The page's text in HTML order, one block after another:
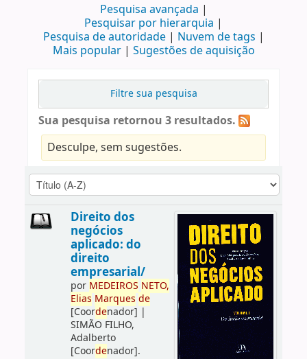
Pesquisa avançada
Pesquisar por hierarquia
Pesquisa de autoridade
Nuvem de tags
Mais popular
Sugestões de aquisição
Filtre sua pesquisa
Sua pesquisa retornou 3 resultados.
Desculpe, sem sugestões.
Direito dos
negócios
aplicado: do
direito
empresarial/
por MEDEIROS NETO,
Elias Marques de
[Coordenador] |
SIMÃO FILHO,
Adalberto
[Coordenador].